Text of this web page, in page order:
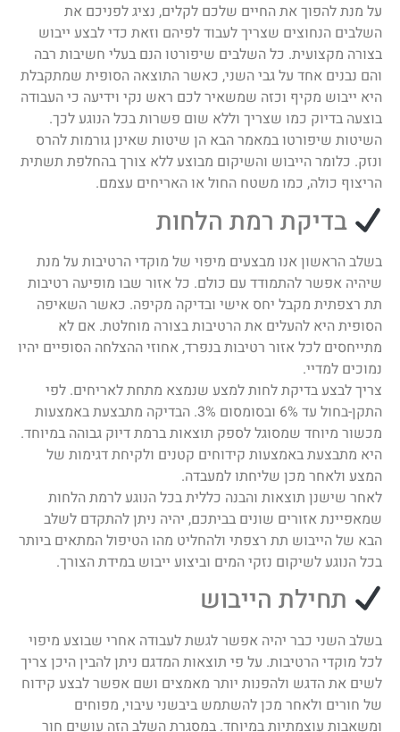
על מנת להפוך את החיים שלכם לקלים, נציג לפניכם את
השלבים הנחוצים שצריך לעבוד לפיהם וזאת כדי לבצע ייבוש
בצורה מקצועית. כל השלבים שיפורטו הנם בעלי חשיבות רבה
והם נבנים אחד על גבי השני, כאשר התוצאה הסופית שמתקבלת
היא ייבוש מקיף וכזה שמשאיר לכם ראש נקי וידיעה כי העבודה
בוצעה בדיוק כמו שצריך וללא שום פשרות בכל הנוגע לכך.
השיטות שיפורטו במאמר הבא הן שיטות שאינן גורמות להרס
ונזק. כלומר הייבוש והשיקום מבוצע ללא צורך בהחלפת תשתית
הריצוף כולה, כמו משטח החול או האריחים עצמם.
בדיקת רמת הלחות
בשלב הראשון אנו מבצעים מיפוי של מוקדי הרטיבות על מנת
שיהיה אפשר להתמודד עם כולם. כל אזור שבו מופיעה רטיבות
תת רצפתית מקבל יחס אישי ובדיקה מקיפה. כאשר השאיפה
הסופית היא להעלים את הרטיבות בצורה מוחלטת. אם לא
מתייחסים לכל אזור רטיבות בנפרד, אחוזי ההצלחה הסופיים יהיו
נמוכים למדיי.
צריך לבצע בדיקת לחות למצע שנמצא מתחת לאריחים. לפי
התקן-בחול עד 6% ובסומסום 3%. הבדיקה מתבצעת באמצעות
מכשור מיוחד שמסוגל לספק תוצאות ברמת דיוק גבוהה במיוחד.
היא מתבצעת באמצעות קידוחים קטנים ולקיחת דגימות של
המצע ולאחר מכן שליחתו למעבדה.
לאחר שישנן תוצאות והבנה כללית בכל הנוגע לרמת הלחות
שמאפיינת אזורים שונים בביתכם, יהיה ניתן להתקדם לשלב
הבא של הייבוש תת רצפתי ולהחליט מהו הטיפול המתאים ביותר
בכל הנוגע לשיקום נזקי המים וביצוע ייבוש במידת הצורך.
תחילת הייבוש
בשלב השני כבר יהיה אפשר לגשת לעבודה אחרי שבוצע מיפוי
לכל מוקדי הרטיבות. על פי תוצאות המדגם ניתן להבין היכן צריך
לשים את הדגש ולהפנות יותר מאמצים ושם אפשר לבצע קידוח
של חורים ולאחר מכן להשתמש ביבשני עיבוי, מפוחים
ומשאבות עוצמתיות במיוחד. במסגרת השלב הזה עושים חור